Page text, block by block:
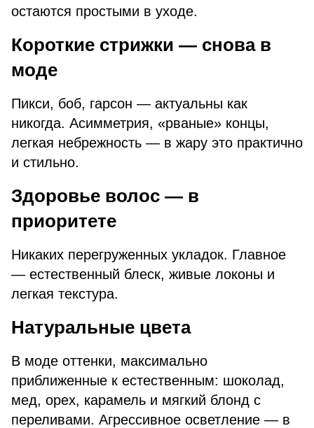
остаются простыми в уходе.
Короткие стрижки — снова в
моде
Пикси, боб, гарсон — актуальны как
никогда. Асимметрия, «рваные» концы,
легкая небрежность — в жару это практично
и стильно.
Здоровье волос — в
приоритете
Никаких перегруженных укладок. Главное
— естественный блеск, живые локоны и
легкая текстура.
Натуральные цвета
В моде оттенки, максимально
приближенные к естественным: шоколад,
мед, орех, карамель и мягкий блонд с
переливами. Агрессивное осветление — в